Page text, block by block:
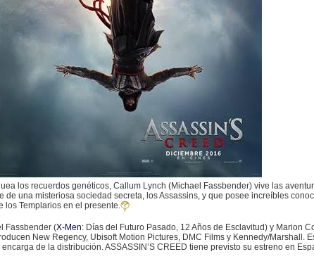
los recuerdos genéticos, Callum Lynch (Michael Fassbender) vive las
una misteriosa sociedad secreta, los Assassins, y que posee increíbles
los Templarios en el presente.
Fassbender (X-Men: Días del Futuro Pasado, 12 Años de Esclavitud) y Marion
New Regency, Ubisoft Motion Pictures, DMC Films y Kennedy/Marshall.
de la distribución. ASSASSIN’S CREED tiene previsto su estreno en